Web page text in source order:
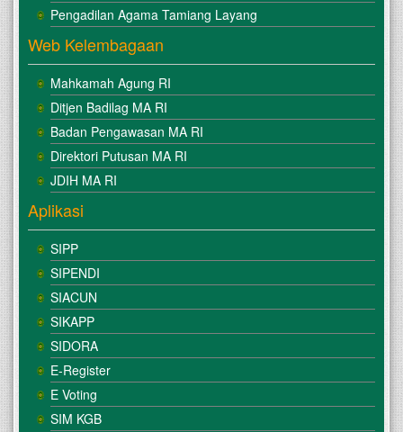
Pengadilan Agama Tamiang Layang
Web Kelembagaan
Mahkamah Agung RI
Ditjen Badilag MA RI
Badan Pengawasan MA RI
Direktori Putusan MA RI
JDIH MA RI
Aplikasi
SIPP
SIPENDI
SIACUN
SIKAPP
SIDORA
E-Register
E Voting
SIM KGB